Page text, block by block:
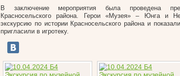
В заключение мероприятия была проведена
Красносельского района. Герои «Музея» – Юнга и
экскурсию по истории Красносельского района и
пригласили в игротеку.